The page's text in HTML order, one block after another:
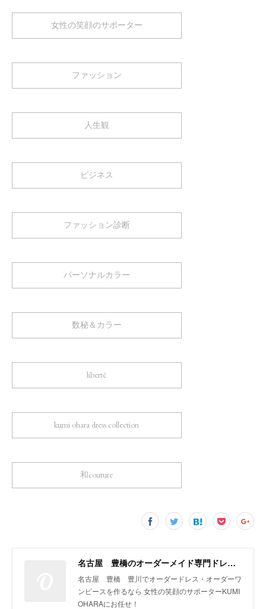
女性の笑顔のサポーター
ファッション
人生観
ビジネス
ファッション診断
パーソナルカラー
数秘＆カラー
liberté
kumi ohara dress collection
和couture
名古屋 豊橋のオーダーメイド専門ドレスデザイナー KUMI OHARA
名古屋 豊橋 豊川でオーダードレス・オーダーワ
ンピースを作るなら 女性の笑顔のサポーターKUMI
OHARAにお任せ！